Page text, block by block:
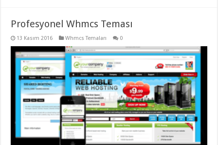
gaziantep
asansörlü
taşıma,
gaziantep
taşımacılık,
gaziantep
organizasyon,
gaziantep
organizasyon,
gaziantep
organizasyon,
Profesyonel Whmcs Teması
13 Kasım 2016 Whmcs Temaları 0